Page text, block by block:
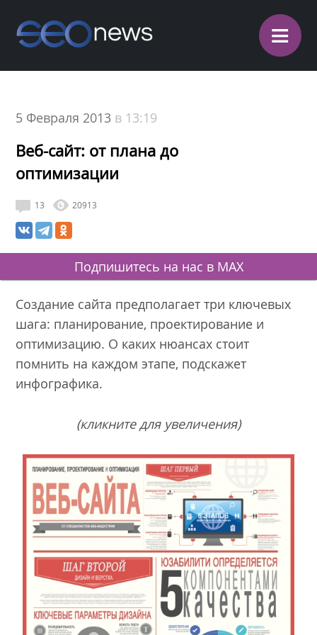
≡
5 Февраля 2013 в 13:19
Веб-сайт: от плана до
оптимизации
13 20913
Подпишитесь на нас в MAX
Создание сайта предполагает три ключевых
шага: планирование, проектирование и
оптимизацию. О каких нюансах стоит
помнить на каждом этапе, подскажет
инфографика.
(кликните для увеличения)